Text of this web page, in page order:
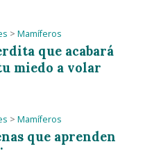
> Mamíferos
que acabará
miedo a volar
> Mamíferos
que aprenden